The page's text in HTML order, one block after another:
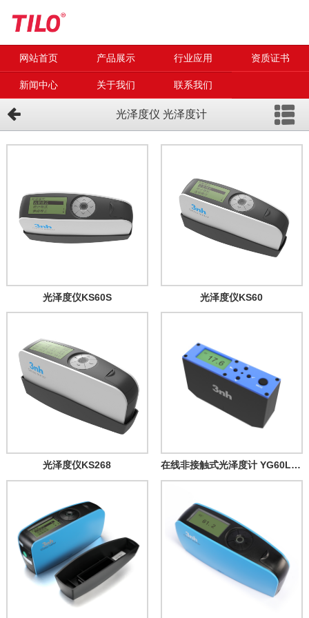
网站首页 产品展示 行业应用 资质证书
新闻中心 关于我们 联系我们
光泽度仪 光泽度计
光泽度仪KS60S 光泽度仪KS60
光泽度仪KS268 在线非接触式光泽度计 YG60L Plus